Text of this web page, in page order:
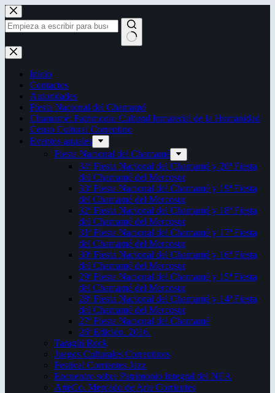
Saltar
al
contenido
Sin
resultados
Inicio
Contactos
Autoridades
Fiesta Nacional del Chamamé
Chamamé: Patrimonio Cultural Inmaterial de la Humanidad
Censo Cultural Correntino
Eventos anuales
Fiesta Nacional del Chamamé
34ª Fiesta Nacional del Chamamé y 20ª Fiesta
del Chamamé del Mercosur
33ª Fiesta Nacional del Chamamé y 19ª Fiesta
del Chamamé del Mercosur
32ª Fiesta Nacional del Chamamé y 18ª Fiesta
del Chamamé del Mercosur
31ª Fiesta Nacional del Chamamé y 17ª Fiesta
del Chamamé del Mercosur
30ª Fiesta Nacional del Chamamé y 16ª Fiesta
del Chamamé del Mercosur
29ª Fiesta Nacional del Chamamé y 15ª Fiesta
del Chamamé del Mercosur
28ª Fiesta Nacional del Chamamé y 14ª Fiesta
del Chamamé del Mercosur
27ª Fiesta Nacional del Chamamé
26ª Edición. 2016.
Taragüi Rock
Juegos Culturales Correntinos
Festival Corrientes Jazz
Encuentro sobre Patrimonio Integral del NEA
ArteCo. Mercado de Arte Corrientes